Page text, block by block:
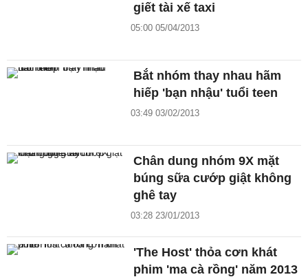
giết tài xế taxi
05:00 05/04/2013
Bắt nhóm thay nhau hãm
hiếp 'bạn nhậu' tuổi teen
03:49 03/02/2013
Chân dung nhóm 9X mặt
búng sữa cướp giật không
ghê tay
03:28 23/01/2013
'The Host' thỏa cơn khát
phim 'ma cà rồng' năm 2013